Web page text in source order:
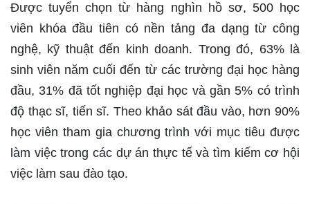
Được tuyển chọn từ hàng nghìn hồ sơ, 500 học
viên khóa đầu tiên có nền tảng đa dạng từ công
nghệ, kỹ thuật đến kinh doanh. Trong đó, 63% là
sinh viên năm cuối đến từ các trường đại học hàng
đầu, 31% đã tốt nghiệp đại học và gần 5% có trình
độ thạc sĩ, tiến sĩ. Theo khảo sát đầu vào, hơn 90%
học viên tham gia chương trình với mục tiêu được
làm việc trong các dự án thực tế và tìm kiếm cơ hội
việc làm sau đào tạo.